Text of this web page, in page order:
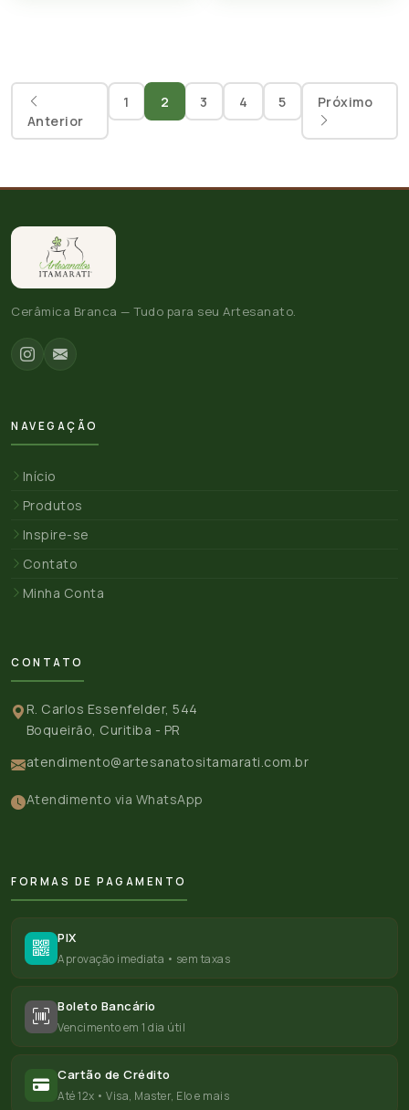
Anterior
1 2 3 4 5 Próximo
Cerâmica Branca — Tudo para seu Artesanato.
NAVEGAÇÃO
Início
Produtos
Inspire-se
Contato
Minha Conta
CONTATO
R. Carlos Essenfelder, 544
Boqueirão, Curitiba - PR
atendimento@artesanatositamarati.com.br
Atendimento via WhatsApp
FORMAS DE PAGAMENTO
PIX
Aprovação imediata • sem taxas
Boleto Bancário
Vencimento em 1 dia útil
Cartão de Crédito
Até 12x • Visa, Master, Elo e mais